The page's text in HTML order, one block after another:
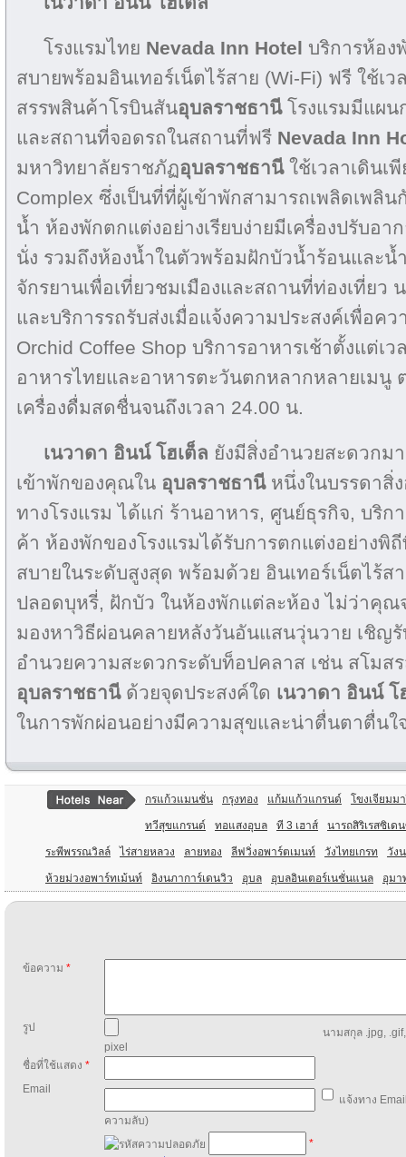
โรงแรมไทย Nevada Inn Hotel บริการห้อง
สบายพร้อมอินเทอร์เน็ตไร้สาย (Wi-Fi) ฟรี ใช้เว
สรรพสินค้าโรบินสันอุบลราชธานี โรงแรมมีแผ
และสถานที่จอดรถในสถานที่ฟรี Nevada Inn
มหาวิทยาลัยราชภัฏอุบลราชธานีใช้เวลาเดินเ
Complex ซึ่งเป็นที่ที่ผู้เข้าพักสามารถเพลิดเพลิน
น้ำ ห้องพักตกแต่งอย่างเรียบง่ายมีเครื่องปรับอ
นั่ง รวมถึงห้องน้ำในตัวพร้อมฝักบัวน้ำร้อนและน้
จักรยานเพื่อเที่ยวชมเมืองและสถานที่ท่องเที่ยว
และบริการรถรับส่งเมื่อแจ้งความประสงค์เพื่อค
Orchid Coffee Shop บริการอาหารเช้าตั้งแต่เ
อาหารไทยและอาหารตะวันตกหลากหลายเมนู
เครื่องดื่มสดชื่นจนถึงเวลา 24.00 น.
เนวาดา อินน์ โฮเต็ล ยังมีสิ่งอำนวยสะดวก
เข้าพักของคุณใน อุบลราชธานี หนึ่งในบรรดาสิ่
ทางโรงแรม ได้แก่ ร้านอาหาร, ศูนย์ธุรกิจ, บริก
ค้า ห้องพักของโรงแรมได้รับการตกแต่งอย่างพิ
สบายในระดับสูงสุด พร้อมด้วย อินเทอร์เน็ตไร้ส
ปลอดบุหรี่, ฝักบัว ในห้องพักแต่ละห้อง ไม่ว่าคุณ
มองหาวิธีผ่อนคลายหลังวันอันแสนวุ่นวาย เชิญ
อำนวยความสะดวกระดับท็อปคลาส เช่น สโมส
อุบลราชธานี ด้วยจุดประสงค์ใด เนวาดา อินน์ โ
ในการพักผ่อนอย่างมีความสุขและน่าตื่นตาตื่นใ
กรแก้วแมนชั่น กรุงทอง แก้มแก้วแกรนด์ โขงเจียมม
ทวีสุขแกรนด์ ทอแสงอุบล ที 3 เฮาส์ นารถสิริเรสซิเด
ระพีพรรณวิลล์ ไร่สายหลวง ลายทอง ลีฟวิ่งอพาร์ตเมนท์ วังไทยเกรท วัง
ห้วยม่วงอพาร์ทเม้นท์ อิงนภาการ์เดนวิว อุบล อุบลอินเตอร์เนชั่นแนล อุมา
ข้อความ *
รูป
นามสกุล .jpg,
pixel
ชื่อที่ใช้แสดง *
Email
แจ้งทาง
ความลับ)
*